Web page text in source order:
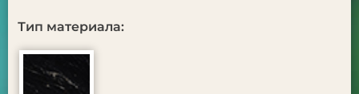
Тип материала: